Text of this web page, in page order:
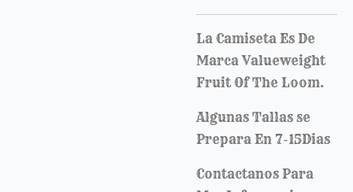
La Camiseta Es De
Marca Valueweight
Fruit Of The Loom.
Algunas Tallas se
Prepara En 7-15Dias
Contactanos Para